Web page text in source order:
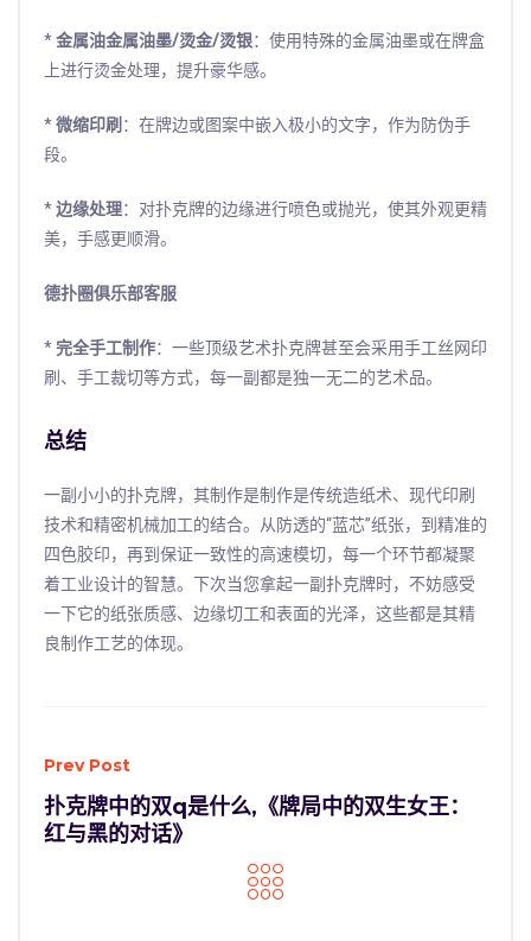
*金属油金属油墨/烫金/烫银：使用特殊的金属油墨或在牌盒
上进行烫金处理，提升豪华感。
*微缩印刷：在牌边或图案中嵌入极小的文字，作为防伪手
段。
*边缘处理：对扑克牌的边缘进行喷色或抛光，使其外观更精
美，手感更顺滑。
德扑圈俱乐部客服
*完全手工制作：一些顶级艺术扑克牌甚至会采用手工丝网印
刷、手工裁切等方式，每一副都是独一无二的艺术品。
总结
一副小小的扑克牌，其制作是制作是传统造纸术、现代印刷
技术和精密机械加工的结合。从防透的“蓝芯”纸张，到精准的
四色胶印，再到保证一致性的高速模切，每一个环节都凝聚
着工业设计的智慧。下次当您拿起一副扑克牌时，不妨感受
一下它的纸张质感、边缘切工和表面的光泽，这些都是其精
良制作工艺的体现。
Prev Post
扑克牌中的双q是什么,《牌局中的双生女王：
红与黑的对话》